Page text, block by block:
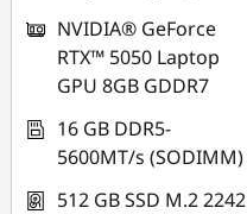
NVIDIA® GeForce
RTX™ 5050 Laptop
GPU 8GB GDDR7
16 GB DDR5-
5600MT/s (SODIMM)
512 GB SSD M.2 2242